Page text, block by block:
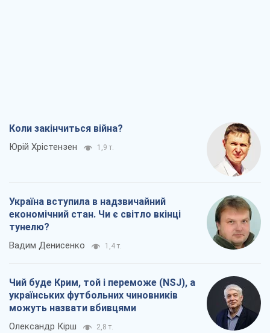
Коли закінчиться війна?
Юрій Хрістензен 1,9 т.
Україна вступила в надзвичайний
економічний стан. Чи є світло вкінці
тунелю?
Вадим Денисенко 1,4 т.
Чий буде Крим, той і переможе (NSJ), а
українських футбольних чиновників
можуть назвати вбивцями
Олександр Кірш 2,8 т.